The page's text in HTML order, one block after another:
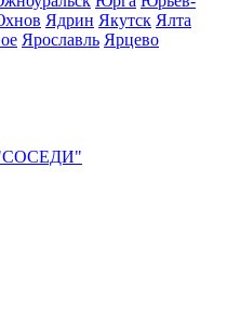
Ядрин Якутск Ялта
Ярославль Ярцево